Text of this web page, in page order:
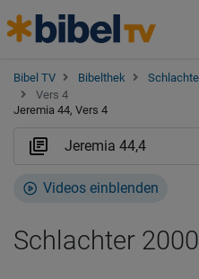
Bibel TV Bibelthek
Vers 4
Jeremia 44, Vers 4
Videos einblenden
Schlachter